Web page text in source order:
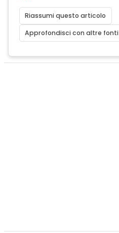
Riassumi questo articolo
Approfondisci con altre fonti